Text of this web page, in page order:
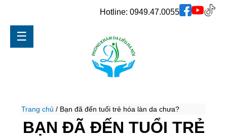
Hotline: 0949.47.0055
☰
Trang chủ / Bạn đã đến tuổi trẻ hóa làn da chưa?
BẠN ĐÃ ĐẾN TUỔI TRẺ